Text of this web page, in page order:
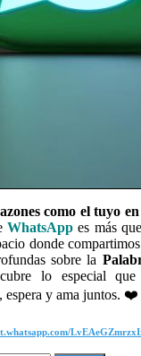
como el tuyo en
WhatsApp es más
donde
sobre la
lo especial que
espera y ama juntos. ❤️